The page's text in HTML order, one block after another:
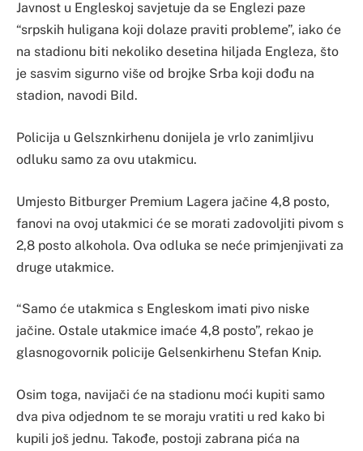
Javnost u Engleskoj savjetuje da se Englezi paze
“srpskih huligana koji dolaze praviti probleme”, iako će
na stadionu biti nekoliko desetina hiljada Engleza, što
je sasvim sigurno više od brojke Srba koji dođu na
stadion, navodi Bild.
Policija u Gelsznkirhenu donijela je vrlo zanimljivu
odluku samo za ovu utakmicu.
Umjesto Bitburger Premium Lagera jačine 4,8 posto,
fanovi na ovoj utakmici će se morati zadovoljiti pivom s
2,8 posto alkohola. Ova odluka se neće primjenjivati za
druge utakmice.
“Samo će utakmica s Engleskom imati pivo niske
jačine. Ostale utakmice imaće 4,8 posto”, rekao je
glasnogovornik policije Gelsenkirhenu Stefan Knip.
Osim toga, navijači će na stadionu moći kupiti samo
dva piva odjednom te se moraju vratiti u red kako bi
kupili još jednu. Takođe, postoji zabrana pića na